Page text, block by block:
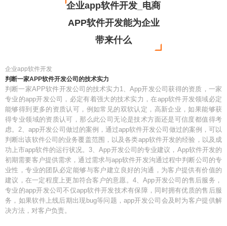
企业app软件开发_电商
APP软件开发能为企业
带来什么
企业app软件开发
判断一家APP软件开发公司的技术实力
判断一家APP软件开发公司的技术实力1、App开发公司获得的资质，一家
专业的app开发公司，必定有着强大的技术实力，在app软件开发领域必定
能够得到更多的资质认可，例如常见的双软认定，高新企业，如果能够获
得专业领域的资质认可，那么此公司无论是技术方面还是可信度都值得考
虑。2、app开发公司做过的案例，通过app软件开发公司做过的案例，可以
判断出该软件公司的业务覆盖范围，以及各类app软件开发的经验，以及成
功上市app软件的运行状况。3、App开发公司的专业建议，App软件开发的
初期需要客户提供需求，通过需求与app软件开发沟通过程中判断公司的专
业性，专业的团队必定能够与客户建立良好的沟通，为客户提供有价值的
建议，在一定程度上更加符合客户的意愿。4、App开发公司的售后服务，
专业的app开发公司不仅app软件开发技术有保障，同时拥有优质的售后服
务，如果软件上线后期出现bug等问题，app开发公司会及时为客户提供解
决方法，对客户负责。